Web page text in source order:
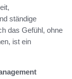
ständige
das Gefühl, ohne
ist ein